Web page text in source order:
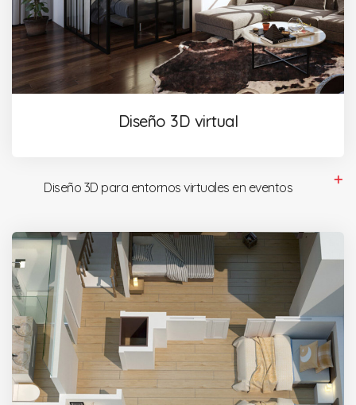
Diseño 3D virtual
Diseño 3D para entornos virtuales en eventos